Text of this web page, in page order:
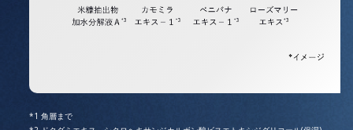
角層まで